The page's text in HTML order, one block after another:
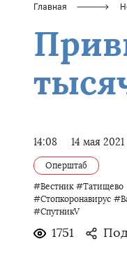
Главная
14:08 14 мая 2021
Оперштаб
#Вестник #Татищево
#Стопкоронавирус
#СпутникV
1751